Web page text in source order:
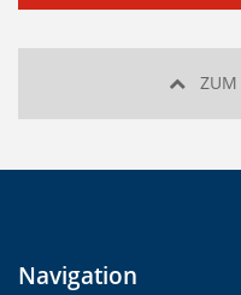
ZUM
Navigation